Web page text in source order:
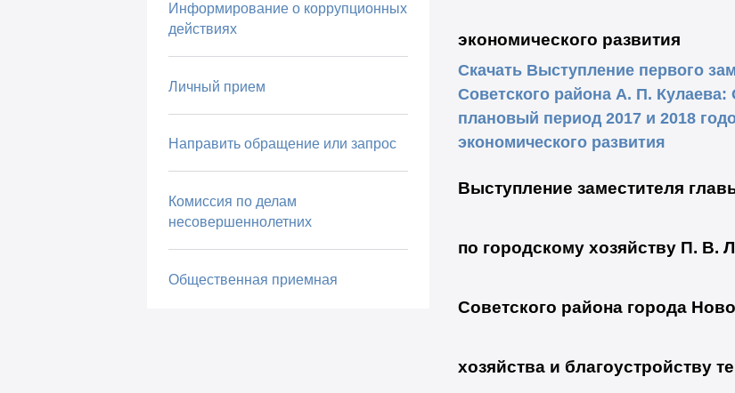
Информирование о коррупционных
действиях
Личный прием
Направить обращение или запрос
Комиссия по делам
несовершеннолетних
Общественная приемная
экономического развития
Скачать Выступление первого
Советского района А. П.
плановый период 2017 и 2018
экономического развития
Выступление заместителя
по городскому хозяйству П. В.
Советского района города
хозяйства и благоустройству